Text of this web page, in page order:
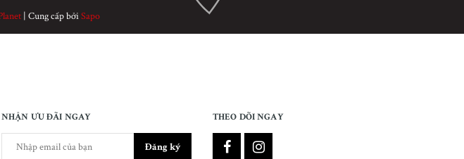
| Cung cấp bởiSapo
NHẬN ƯU ĐÃI NGAY
Đăng ký
THEO DÕI NGAY